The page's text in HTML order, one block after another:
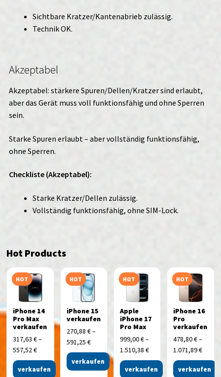
Sichtbare Kratzer/Kantenabrieb zulässig.
Technik OK.
Akzeptabel
Akzeptabel: stärkere Spuren/Dellen/Kratzer sind erlaubt,
aber das Gerät muss voll funktionsfähig und ohne Sperren
sein.
Starke Spuren erlaubt – aber vollständig funktionsfähig,
ohne Sperren.
Checkliste (Akzeptabel):
Starke Kratzer/Dellen zulässig.
Vollständig funktionsfähig, ohne SIM-Lock.
Hot Products
HOT
iPhone 14
Pro Max
verkaufen
317,63€–
557,52€
verkaufen
HOT
iPhone 15
verkaufen
270,88 €–
591,25 €
verkaufen
HOT
Apple
iPhone 17
Pro Max
999,00€–
1.510,38 €
verkaufen
HOT
iPhone 16
Pro
verkaufen
478,80€–
1.071,89€
verkaufen